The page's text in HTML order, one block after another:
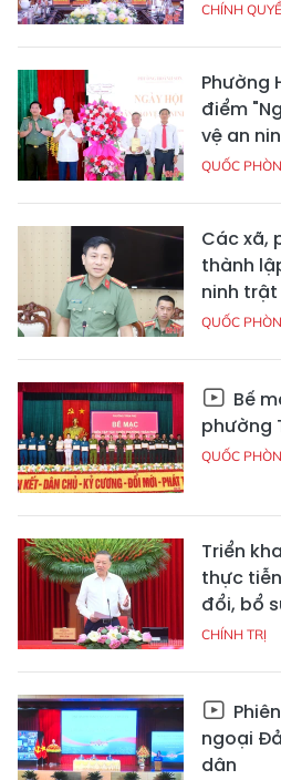
CHÍNH
Phường
điểm
vệ an
QUỐC
Các xã,
thành
ninh
QUỐC
Bế
phường
QUỐC
Triển
thực
đổi, bổ
CHÍNH TRỊ
ngoại
dân